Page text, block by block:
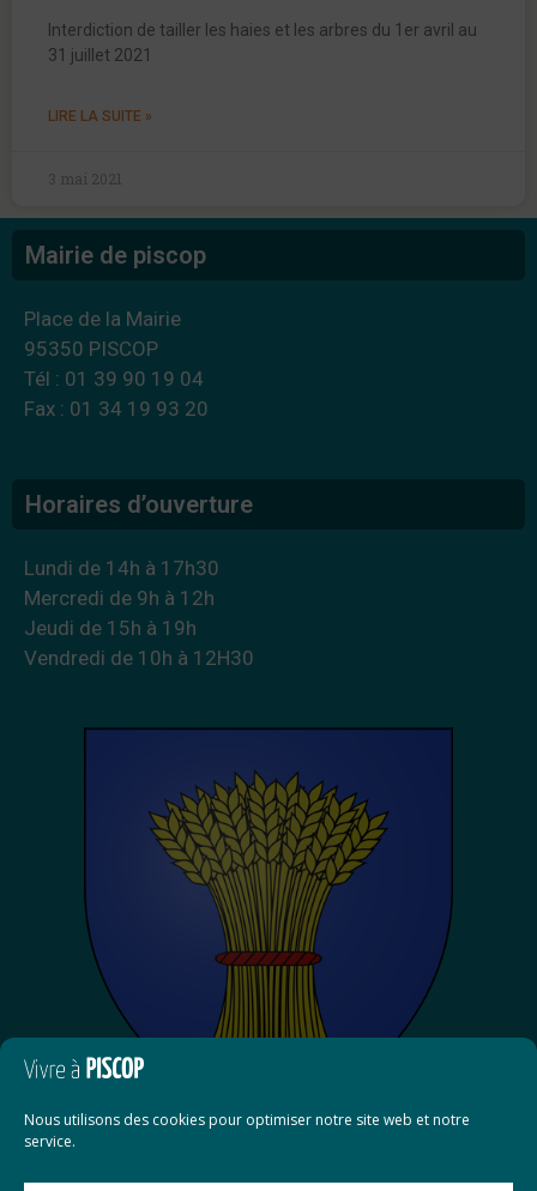
Nous utilisons des cookies pour optimiser notre site web et notre
service.
Interdiction de tailler les haies et les arbres du 1er avril au
31 juillet 2021
LIRE LA SUITE »
3 mai 2021
Mairie de piscop
Place de la Mairie
95350 PISCOP
Tél : 01 39 90 19 04
Fax : 01 34 19 93 20
Horaires d’ouverture
Lundi de 14h à 17h30
Mercredi de 9h à 12h
Jeudi de 15h à 19h
Vendredi de 10h à 12H30